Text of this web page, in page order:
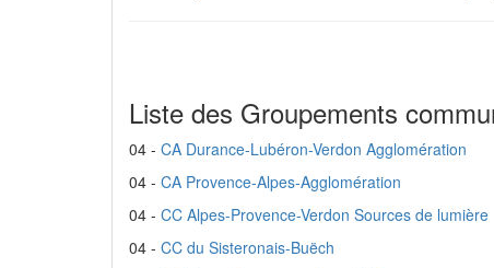
Liste des Groupements
04 - CA Durance-Lubéron-Verdon Agglomération
04 - CA Provence-Alpes-Agglomération
04 - CC Alpes-Provence-Verdon Sources de lumière
04 - CC du Sisteronais-Buëch